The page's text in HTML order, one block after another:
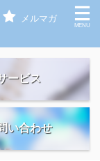
メルマガ
ービス
い合わせ